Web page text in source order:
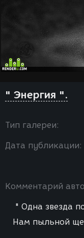
" Энергия ".
Тип галереи:
Дата публикации:
Комментарий
" Одна звезда
Нам пыльной